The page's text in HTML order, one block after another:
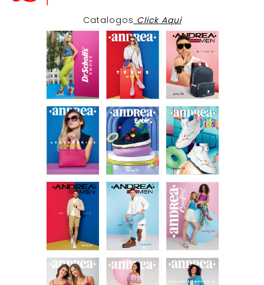
Catalogos Click Aqui